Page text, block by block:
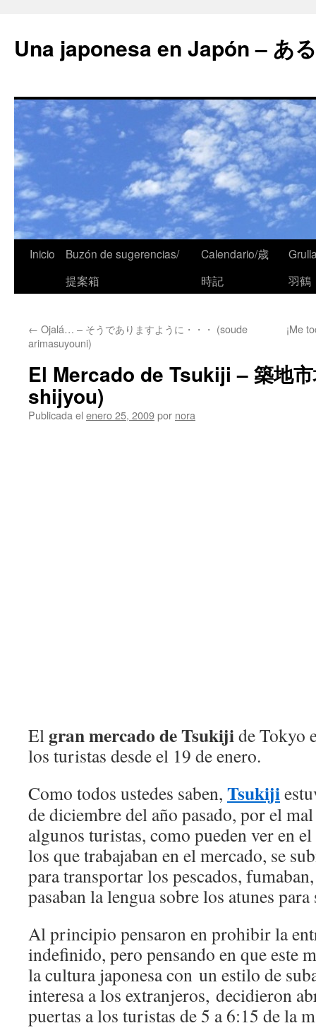
Una japonesa en Japón – あ
Inicio
Buzón de sugerencias/
提案箱
Calendario/歳
時記
羽鶴
← Ojalá… – そうでありますように・・・ (soude
arimasuyouni)
¡Me
El Mercado de Tsukiji – 築地
shijyou)
Publicada el enero 25, 2009por nora
El gran mercado de Tsukijide Tokyo
los turistas desde el 19 de enero.
Como todos ustedes saben, Tsukiji
de diciembre del año pasado, por el
algunos turistas, como pueden ver en
los que trabajaban en el mercado, se
para transportar los pescados,
pasaban la lengua sobre los atunes
Al principio pensaron en prohibir la
indefinido, pero pensando en que este
la cultura japonesa con un estilo de
interesa a los extranjeros, decidieron
puertas a los turistas de 5 a 6:15 de la